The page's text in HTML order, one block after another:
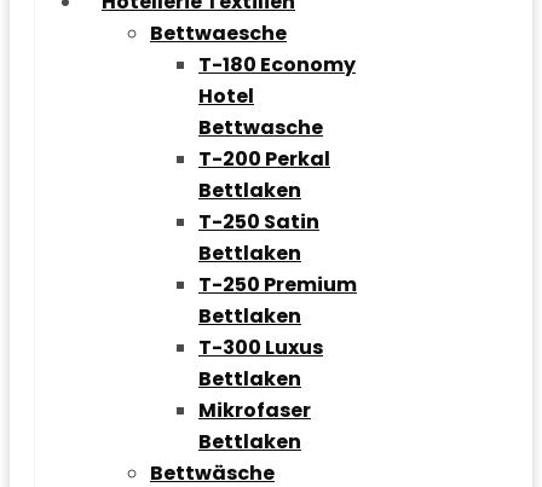
Bettwaesche
T-180 Economy
Hotel
Bettwasche
T-200 Perkal
Bettlaken
T-250 Satin
Bettlaken
T-250 Premium
Bettlaken
T-300 Luxus
Bettlaken
Mikrofaser
Bettlaken
Bettwäsche